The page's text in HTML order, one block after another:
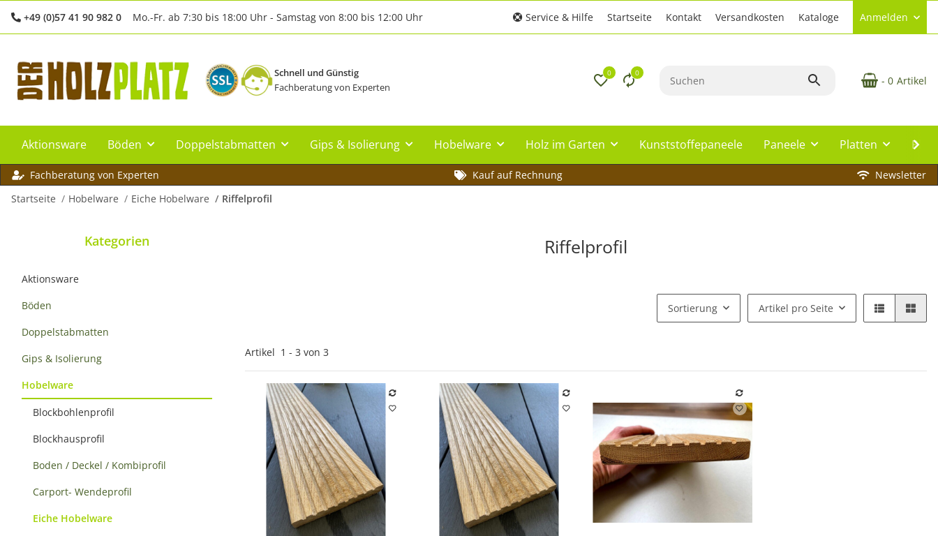
+49 (0)57 41 90 982 0 Mo.-Fr. ab 7:30 bis 18:00 Uhr - Samstag von 8:00 bis 12:00 Uhr Service & Hilfe Startseite Kontakt Versandkosten Kataloge Anmelden
Schnell und Günstig
Fachberatung von Experten
0 0
- 0 Artikel
Aktionsware Böden Doppelstabmatten Gips & Isolierung Hobelware Holz im Garten Kunststoffepaneele Paneele Platten
Fachberatung von Experten Kauf auf Rechnung
Newsletter
Startseite
Hobelware Eiche Hobelware Riffelprofil
Riffelprofil
Sortierung Artikel pro Seite
Artikel 1 - 3 von 3
Kategorien
Aktionsware
Böden
Doppelstabmatten
Gips & Isolierung
Hobelware
Blockbohlenprofil
Blockhausprofil
Boden / Deckel / Kombiprofil
Carport- Wendeprofil
Eiche Hobelware